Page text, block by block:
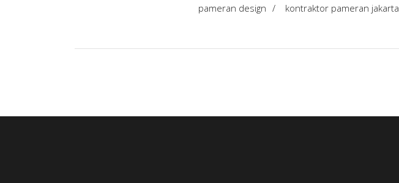
pameran design / kontraktor pameran jakarta